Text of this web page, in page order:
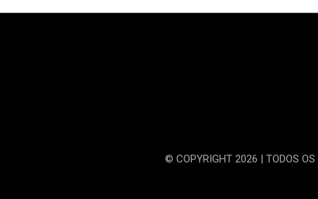
© COPYRIGHT 2026 | TODOS OS